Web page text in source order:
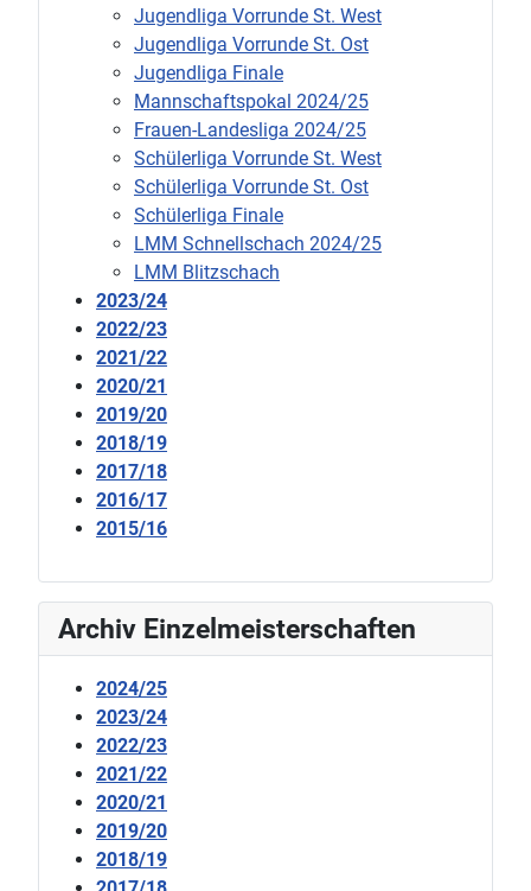
Jugendliga Vorrunde St. West
Jugendliga Vorrunde St. Ost
Jugendliga Finale
Mannschaftspokal 2024/25
Frauen-Landesliga 2024/25
Schülerliga Vorrunde St. West
Schülerliga Vorrunde St. Ost
Schülerliga Finale
LMM Schnellschach 2024/25
LMM Blitzschach
2023/24
2022/23
2021/22
2020/21
2019/20
2018/19
2017/18
2016/17
2015/16
Archiv Einzelmeisterschaften
2024/25
2023/24
2022/23
2021/22
2020/21
2019/20
2018/19